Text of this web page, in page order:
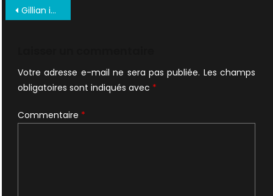
Navigation
Gillian invitée dans le podcast de David.
Votre adresse e-mail ne sera pas publiée. Les champs
obligatoires sont indiqués avec *
Commentaire *